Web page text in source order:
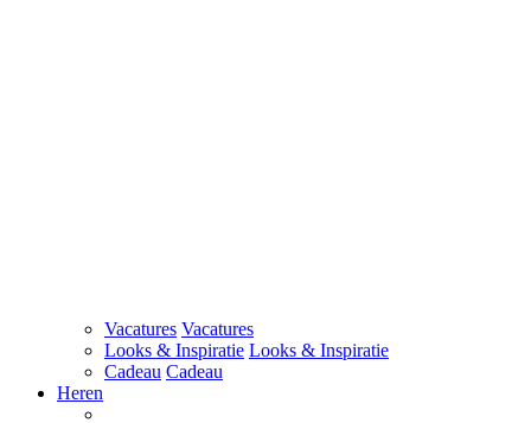
Vacatures Vacatures
Looks & Inspiratie Looks & Inspiratie
Cadeau Cadeau
Heren